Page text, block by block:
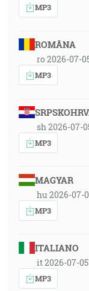
MP3
ROMÂNA
ro 2026-07-
MP3
sh 2026-07-
MP3
MAGYAR
hu 2026-07-
MP3
ITALIANO
it 2026-07-
MP3